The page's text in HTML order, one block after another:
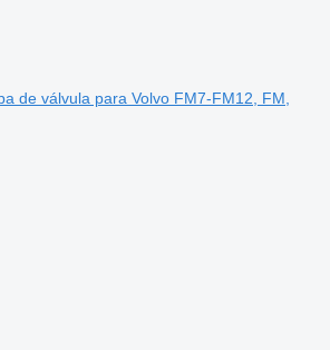
de válvula para Volvo FM7-FM12, FM,